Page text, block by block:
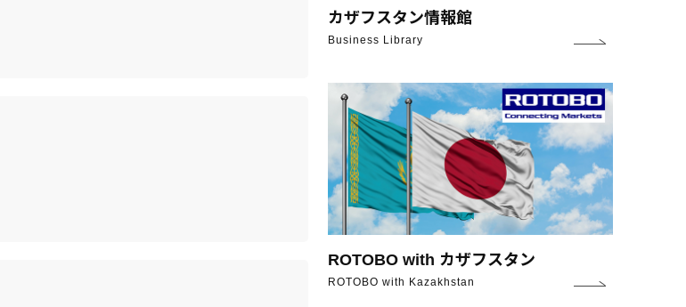
カザフスタン情報館
Business Library
ROTOBO with カザフスタン
ROTOBO with Kazakhstan